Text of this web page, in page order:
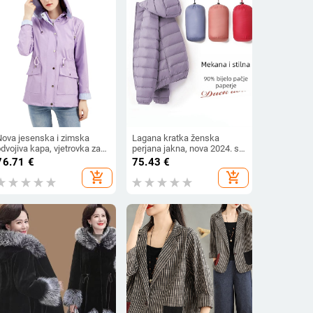
jesenska i zimska
kapa, vjetrovka za
prekogranična, plus
size, ženski kaput, Amazon
€
add_shopping_cart
Lagana kratka ženska
perjana jakna, nova 2024. s
vertikalnim ovratnikom i
kapuljačom, plus veličina 90,
bijela modna zimska jakna
75.43 €
add_shopping_cart